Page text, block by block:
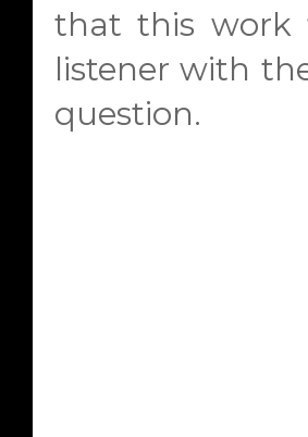
that this work
listener with
question.